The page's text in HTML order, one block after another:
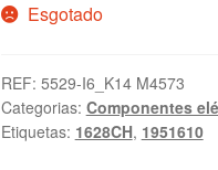
Esgotado
REF: 5529-I6_K14 M4573
Categorias: Componentes
Etiquetas: 1628CH, 1951610